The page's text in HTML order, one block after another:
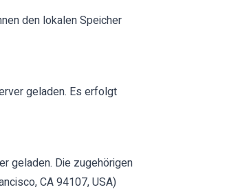
den lokalen Speicher
geladen. Es erfolgt
geladen. Die zugehörigen
CA 94107, USA)